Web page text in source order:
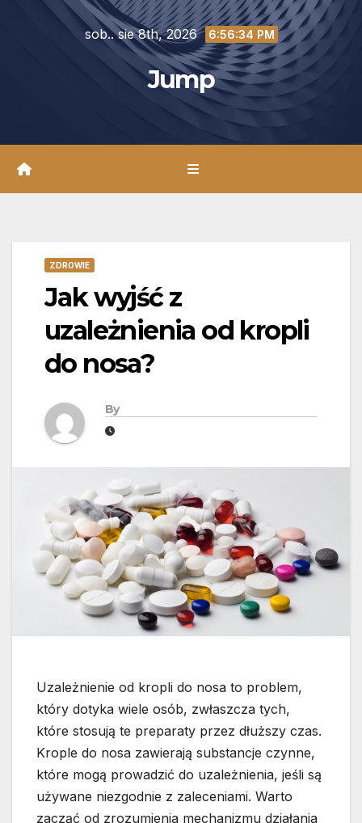
sob.. sie 8th, 2026 6:56:35 PM
Jump
ZDROWIE
Jak wyjść z
uzależnienia od kropli
do nosa?
By
Uzależnienie od kropli do nosa to problem,
który dotyka wiele osób, zwłaszcza tych,
które stosują te preparaty przez dłuższy czas.
Krople do nosa zawierają substancje czynne,
które mogą prowadzić do uzależnienia, jeśli są
używane niezgodnie z zaleceniami. Warto
zacząć od zrozumienia mechanizmu działania